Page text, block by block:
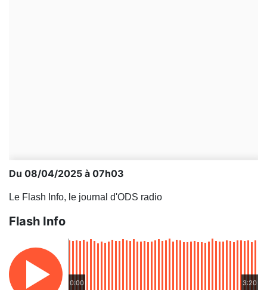
Du 08/04/2025 à 07h03
Le Flash Info, le journal d'ODS radio
Flash Info
0:00 3:20